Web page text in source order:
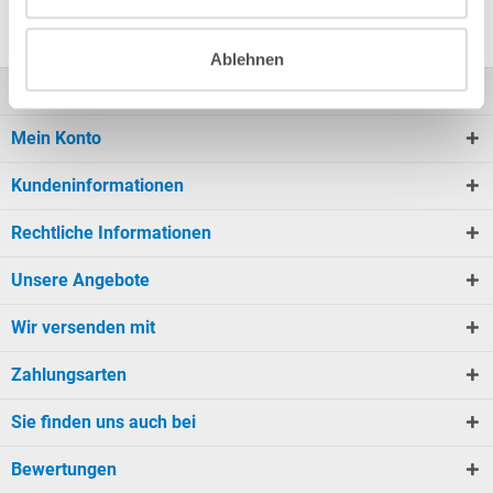
Ablehnen
Kontakt
Mein Konto
Kundeninformationen
Rechtliche Informationen
Unsere Angebote
Wir versenden mit
Zahlungsarten
Sie finden uns auch bei
Bewertungen